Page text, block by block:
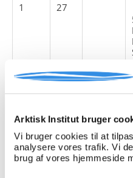
Arktisk Institut bruger
Vi bruger cookies til at
analysere vores trafik. Vi
brug af vores hjemmeside
1
27